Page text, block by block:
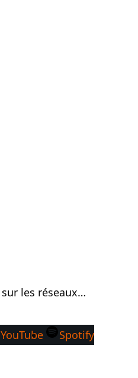
sur les réseaux…
YouTube Spotify